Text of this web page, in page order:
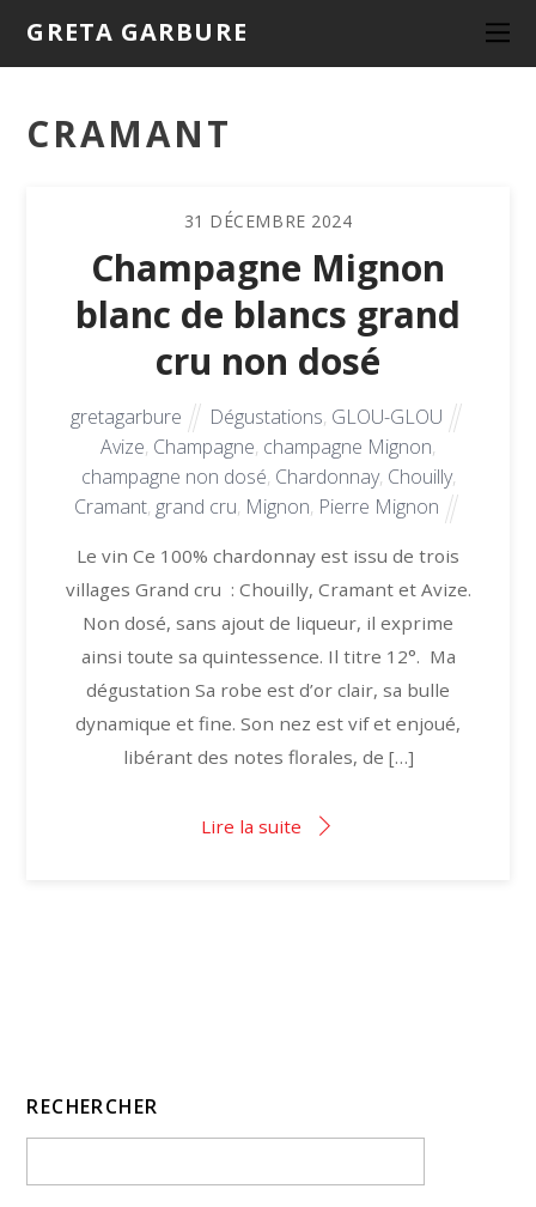
GRETA GARBURE
CRAMANT
31 DÉCEMBRE 2024
Champagne Mignon
blanc de blancs grand
cru non dosé
gretagarbure Dégustations, GLOU-GLOU
Avize, Champagne, champagne Mignon,
champagne non dosé, Chardonnay, Chouilly,
Cramant, grand cru, Mignon, Pierre Mignon
Le vin Ce 100% chardonnay est issu de trois
villages Grand cru : Chouilly, Cramant et Avize.
Non dosé, sans ajout de liqueur, il exprime
ainsi toute sa quintessence. Il titre 12°. Ma
dégustation Sa robe est d’or clair, sa bulle
dynamique et fine. Son nez est vif et enjoué,
libérant des notes florales, de […]
Lire la suite
RECHERCHER